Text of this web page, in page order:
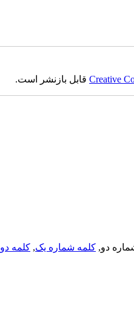
Creativeقابل بازنشر است.
دو, کلمه شماره یک, کلمه دو